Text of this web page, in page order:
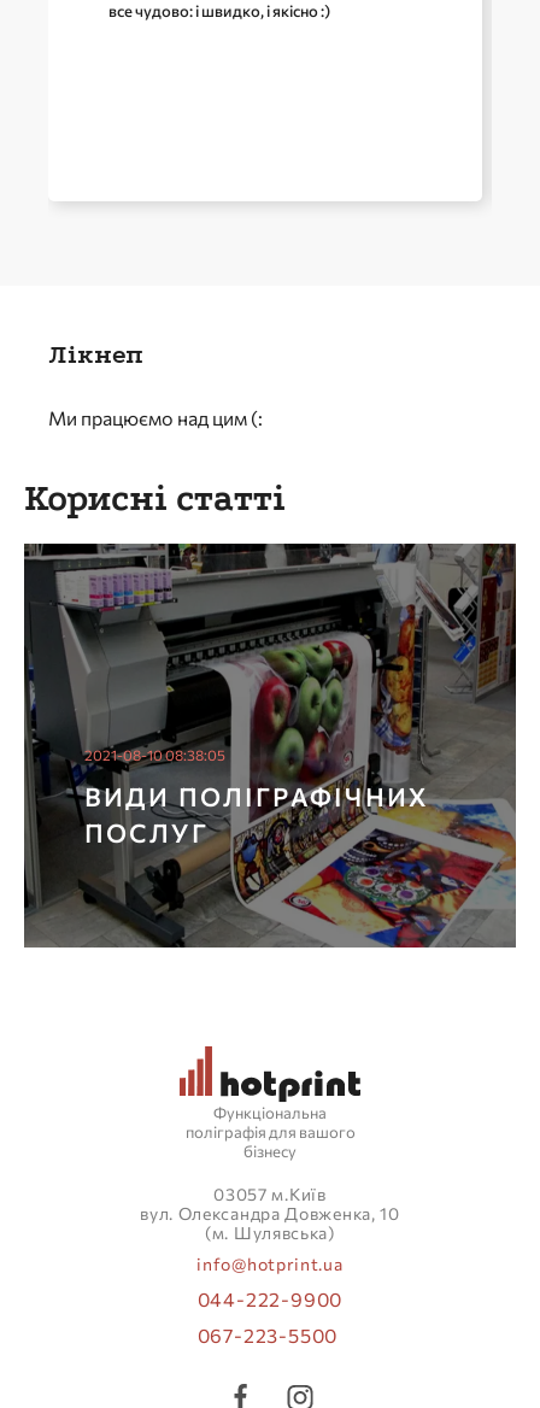
все чудово: і швидко, і якісно :)
Лікнеп
Ми працюємо над цим (:
Корисні статті
2021-08-10 08:38:05
ВИДИ ПОЛІГРАФІЧНИХ
ПОСЛУГ
Функціональна
поліграфія для вашого
бізнесу
03057 м.Київ
вул. Олександра Довженка, 10
(м. Шулявська)
info@hotprint.ua
044-222-9900
067-223-5500